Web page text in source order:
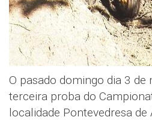
O pasado domingo dia 3 de
terceira proba do
localidade Pontevedresa de